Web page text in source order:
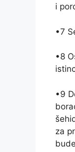
i
•7
•8
•9
za